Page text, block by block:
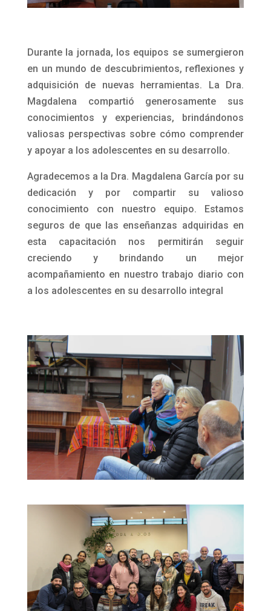
Durante la jornada, los equipos se sumergieron
en un mundo de descubrimientos, reflexiones y
adquisición de nuevas herramientas. La Dra.
Magdalena compartió generosamente sus
conocimientos y experiencias, brindándonos
valiosas perspectivas sobre cómo comprender
y apoyar a los adolescentes en su desarrollo.
Agradecemos a la Dra. Magdalena García por su
dedicación y por compartir su valioso
conocimiento con nuestro equipo. Estamos
seguros de que las enseñanzas adquiridas en
esta capacitación nos permitirán seguir
creciendo y brindando un mejor
acompañamiento en nuestro trabajo diario con
a los adolescentes en su desarrollo integral